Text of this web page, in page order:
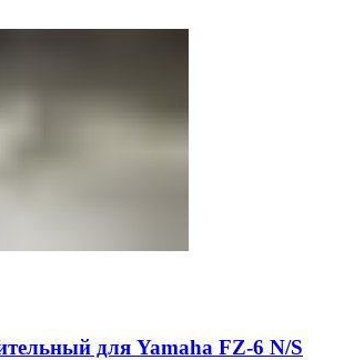
для Yamaha FZ-6 N/S